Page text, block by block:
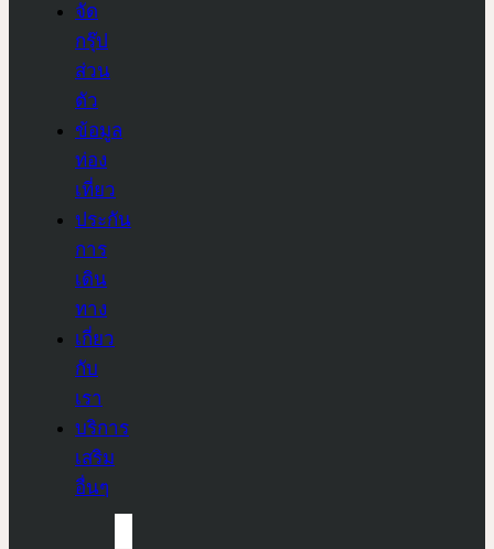
จัด
กรุ๊ป
ส่วน
ตัว
ข้อมูล
ท่อง
เที่ยว
ประกัน
การ
เดิน
ทาง
เกี่ยว
กับ
เรา
บริการ
เสริม
อื่นๆ